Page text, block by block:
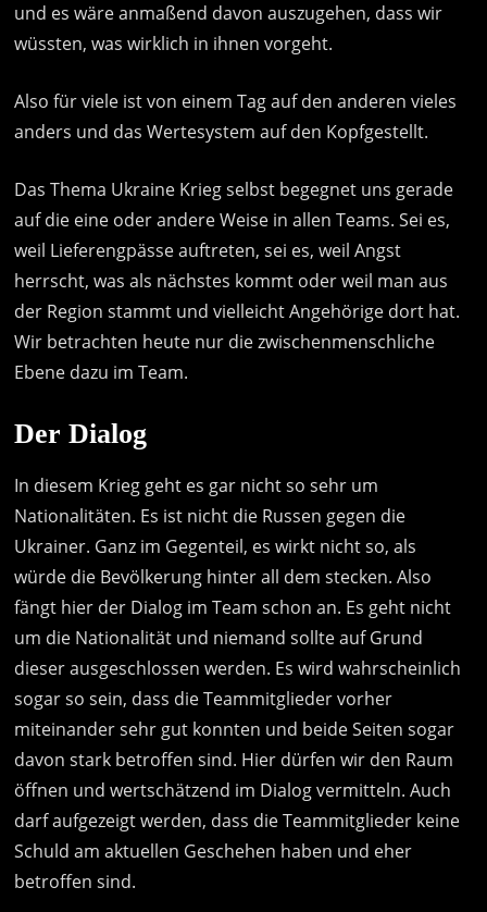
und es wäre anmaßend davon auszugehen, dass wir
wüssten, was wirklich in ihnen vorgeht.
Also für viele ist von einem Tag auf den anderen vieles
anders und das Wertesystem auf den Kopfgestellt.
Das Thema Ukraine Krieg selbst begegnet uns gerade
auf die eine oder andere Weise in allen Teams. Sei es,
weil Lieferengpässe auftreten, sei es, weil Angst
herrscht, was als nächstes kommt oder weil man aus
der Region stammt und vielleicht Angehörige dort hat.
Wir betrachten heute nur die zwischenmenschliche
Ebene dazu im Team.
Der Dialog
In diesem Krieg geht es gar nicht so sehr um
Nationalitäten. Es ist nicht die Russen gegen die
Ukrainer. Ganz im Gegenteil, es wirkt nicht so, als
würde die Bevölkerung hinter all dem stecken. Also
fängt hier der Dialog im Team schon an. Es geht nicht
um die Nationalität und niemand sollte auf Grund
dieser ausgeschlossen werden. Es wird wahrscheinlich
sogar so sein, dass die Teammitglieder vorher
miteinander sehr gut konnten und beide Seiten sogar
davon stark betroffen sind. Hier dürfen wir den Raum
öffnen und wertschätzend im Dialog vermitteln. Auch
darf aufgezeigt werden, dass die Teammitglieder keine
Schuld am aktuellen Geschehen haben und eher
betroffen sind.